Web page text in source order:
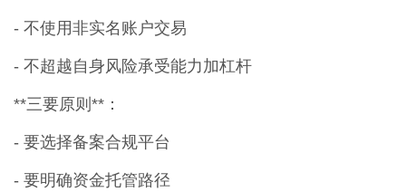
- 不使用非实名账户交易
- 不超越自身风险承受能力加杠杆
**三要原则**：
- 要选择备案合规平台
- 要明确资金托管路径